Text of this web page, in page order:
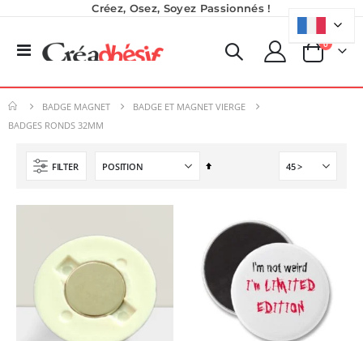
Créez, Osez, Soyez Passionnés !
Basculer
Panier
0produits
BADGE MAGNET
BADGE ET MAGNET VIERGE
BADGES RONDS 32MM
FILTER
Par
Rating:
289,00 €
240,83 €
49,00 €
40,83 €
Rating:
À partir de